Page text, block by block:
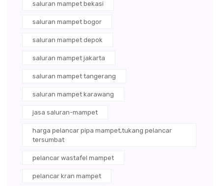
saluran mampet bekasi
saluran mampet bogor
saluran mampet depok
saluran mampet jakarta
saluran mampet tangerang
saluran mampet karawang
jasa saluran-mampet
harga pelancar pipa mampet,tukang pelancar
tersumbat
pelancar wastafel mampet
pelancar kran mampet